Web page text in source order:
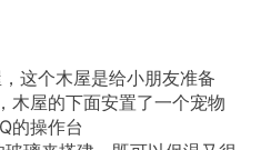
这个木屋是给小朋友准备
木屋的下面安置了一个宠物
的操作台